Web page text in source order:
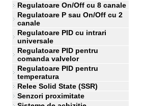
Regulatoare On/Off cu 8 canale
Regulatoare P sau On/Off cu 2
canale
Regulatoare PID cu intrari
universale
Regulatoare PID pentru
comanda valvelor
Regulatoare PID pentru
temperatura
Relee Solid State (SSR)
Senzori proximitate